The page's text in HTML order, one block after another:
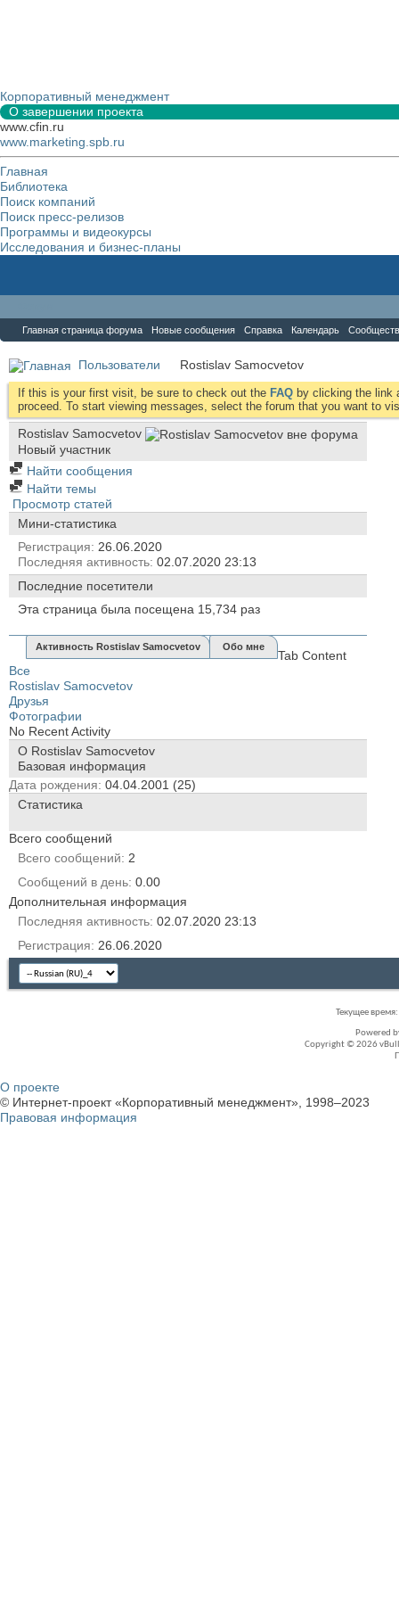
Корпоративный менеджмент
О завершении проекта
www.cfin.ru
www.marketing.spb.ru
Главная
Библиотека
Поиск компаний
Поиск пресс-релизов
Программы и видеокурсы
Исследования и бизнес-планы
Главная страница форума Новые сообщения Справка Календарь
Пользователи Rostislav Samocvetov
If this is your first visit, be sure to check out the FAQ by clicking the link
proceed. To start viewing messages, select the forum that you want to
Rostislav Samocvetov
Новый участник
Найти сообщения
Найти темы
Просмотр статей
Мини-статистика
Регистрация
26.06.2020
Последняя активность 02.07.2020 23:13
Последние посетители
Эта страница была посещена 15,734 раз
Активность Rostislav Samocvetov Обо мне
Tab Content
Все
Rostislav Samocvetov
Друзья
Фотографии
No Recent Activity
О Rostislav Samocvetov
Базовая информация
Дата рождения 04.04.2001 (25)
Статистика
Всего сообщений
Всего сообщений
2
Сообщений в день 0.00
Дополнительная информация
Последняя активность 02.07.2020 23:13
Регистрация
26.06.2020
Текущее время:
Powered
Copyright © 2026
О проекте
© Интернет-проект «Корпоративный менеджмент», 1998–2023
Правовая информация